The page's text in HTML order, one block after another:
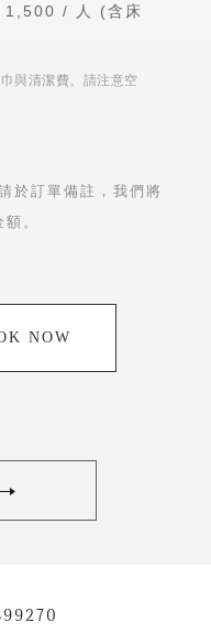
1,500 / 人 (含床
與清潔費。請注意空
於訂單備註，我們將
。
NOW